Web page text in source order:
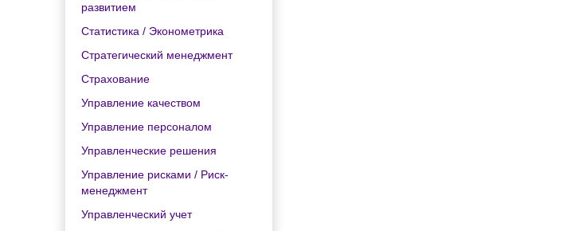
развитием
Статистика / Эконометрика
Стратегический менеджмент
Страхование
Управление качеством
Управление персоналом
Управленческие решения
Управление рисками / Риск-
менеджмент
Управленческий учет